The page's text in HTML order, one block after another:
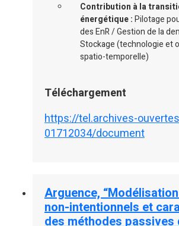
Contribution à la
énergétique :Pilotage
des EnR / Gestion de la
Stockage (technologie et
spatio-temporelle)
Téléchargement
https://tel.archives-
01712034/document
Arguence,
non-intentionnels et
des méthodes passives